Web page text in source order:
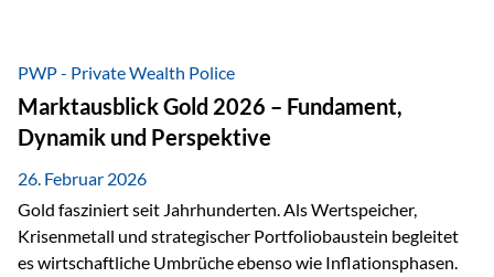
unbürokratisch übertragen, ohne ausschließlich auf ein
Testament angewiesen zu sein? Wenn klassische Lösungen
nicht ausreichen Traditionelle Nachlassregelungen stoßen
oft…
PWP - Private Wealth Police
Marktausblick Gold 2026 – Fundament,
Dynamik und Perspektive
26. Februar 2026
Gold fasziniert seit Jahrhunderten. Als Wertspeicher,
Krisenmetall und strategischer Portfoliobaustein begleitet
es wirtschaftliche Umbrüche ebenso wie Inflationsphasen.